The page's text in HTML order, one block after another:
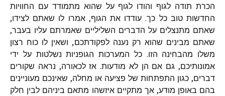
הכרת תודה לגוף והודו לגוף על שהוא מתמודד עם החוויות
החדשות טוב כל כך. עודדו את הגוף,אמרו לו שאתם לצידו,
שאתם מתנצלים על הדברים השליליים שאמרתם עליו בעבר,
שאתם מבינים שהוא רק נענה לפקודתכם, ושאין לו כוח רצון
משלו מהבחינה הזו.כל המערכות הגופניות נשלטות על ידי
אמונותיכם, גם אם הן לא מודעות. אז לכאורה, נראה שקורים
דברים, כגון התפתחות של פציעה או מחלה, שאינכם מעוניינים
בהם באופן מודע,אך מתקיים איזשהו מתאם ביניהם לבין חלק